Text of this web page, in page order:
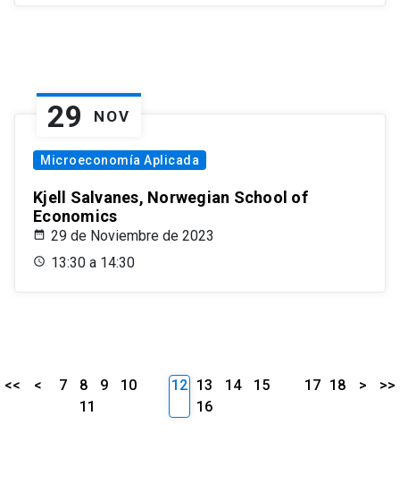
29 NOV
Microeconomía Aplicada
Kjell Salvanes, Norwegian School of
Economics
29 de Noviembre de 2023
13:30 a 14:30
<< < 7 8 9
10
11
12 13 14
15
16
17 18 > >>